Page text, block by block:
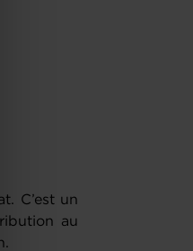
C’est un
au